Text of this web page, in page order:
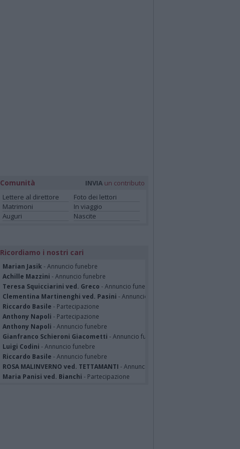
Comunità INVIA un contributo
Lettere al direttore
Foto dei lettori
Matrimoni
In viaggio
Auguri
Nascite
Ricordiamo i nostri cari
Marian Jasik - Annuncio funebre
Achille Mazzini - Annuncio funebre
Teresa Squicciarini ved. Greco - Annuncio funebre
Clementina Martinenghi ved. Pasini - Annuncio funebre
Riccardo Basile - Partecipazione
Anthony Napoli - Partecipazione
Anthony Napoli - Annuncio funebre
Gianfranco Schieroni Giacometti - Annuncio funebre
Luigi Codini - Annuncio funebre
Riccardo Basile - Annuncio funebre
ROSA MALINVERNO ved. TETTAMANTI - Annuncio funebre
Maria Panisi ved. Bianchi - Partecipazione